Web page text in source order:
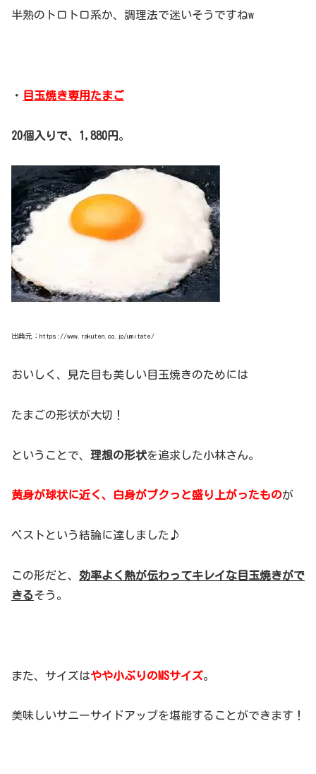
半熟のトロトロ系か、調理法で迷いそうですねw
・ 目玉焼き専用たまご
20個入りで、1,880円。
出典元：https://www.rakuten.co.jp/umitate/
おいしく、見た目も美しい目玉焼きのためには
たまごの形状が大切！
ということで、 理想の形状を追求した小林さん。
黄身が球状に近く、白身がプクっと盛り上がったものが
ベストという結論に達しました♪
この形だと、 効率よく熱が伝わってキレイな目玉焼きがで
きるそう。
また、サイズはやや小ぶりのMSサイズ。
美味しいサニーサイドアップを堪能することができます！